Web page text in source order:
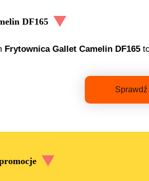
DF165
Frytownica Gallet Camelin DF165